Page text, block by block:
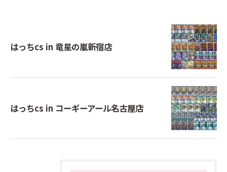
はっちcs in 竜星の嵐新宿店
はっちcs in コーギーアール名古屋店